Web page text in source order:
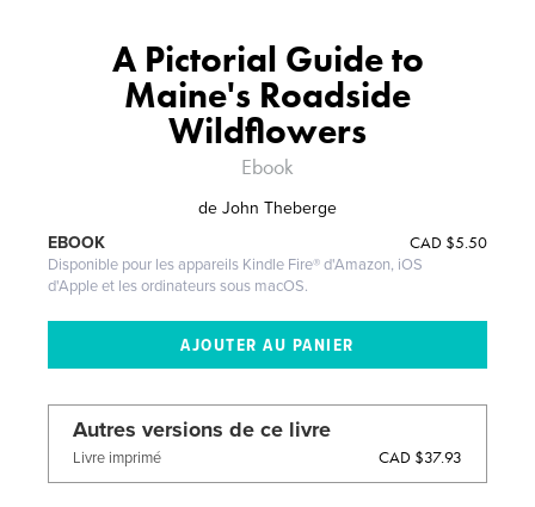
A Pictorial Guide to
Maine's Roadside
Wildflowers
Ebook
de John Theberge
CAD $5.50
EBOOK
Disponible pour les appareils Kindle Fire® d'Amazon, iOS
d'Apple et les ordinateurs sous macOS.
Autres versions de ce livre
Livre imprimé CAD $37.93